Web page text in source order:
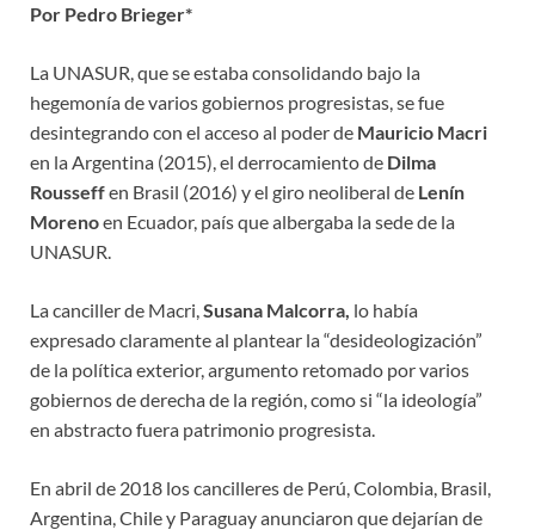
Por Pedro Brieger*
La UNASUR, que se estaba consolidando bajo la
hegemonía de varios gobiernos progresistas, se fue
desintegrando con el acceso al poder de Mauricio Macri
en la Argentina (2015), el derrocamiento de Dilma
Rousseffen Brasil (2016) y el giro neoliberal de Lenín
Morenoen Ecuador, país que albergaba la sede de la
UNASUR.
La canciller de Macri, Susana Malcorra, lo había
expresado claramente al plantear la “desideologización”
de la política exterior, argumento retomado por varios
gobiernos de derecha de la región, como si “la ideología”
en abstracto fuera patrimonio progresista.
En abril de 2018 los cancilleres de Perú, Colombia, Brasil,
Argentina, Chile y Paraguay anunciaron que dejarían de